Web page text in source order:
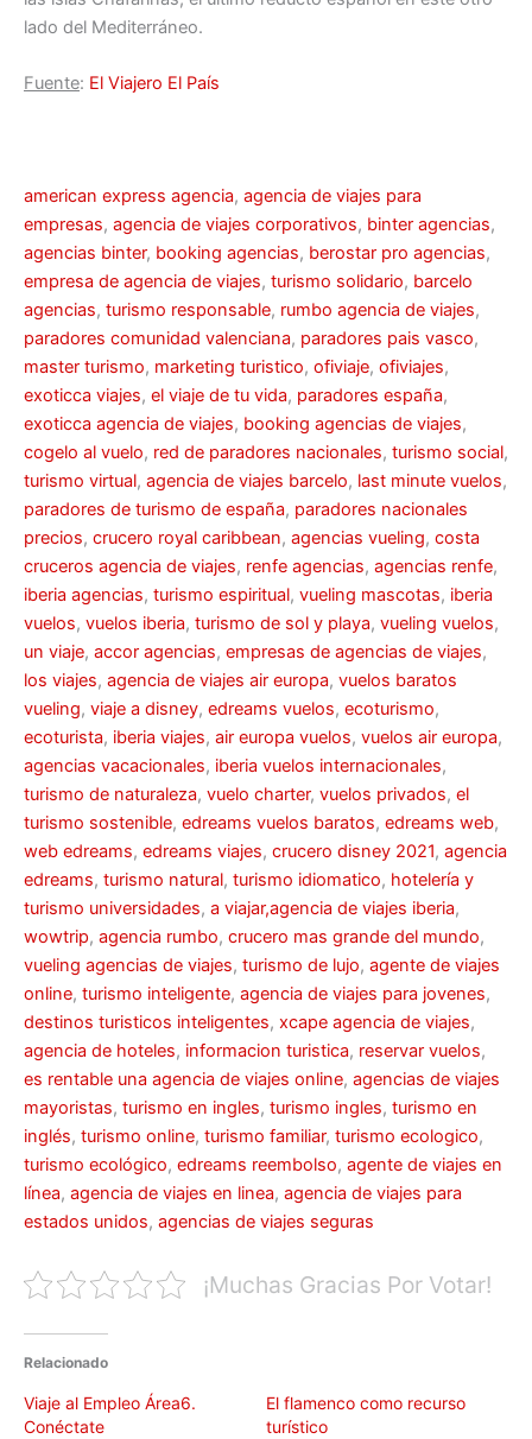
lado del Mediterráneo.
Fuente: El Viajero El País
american express agencia, agencia de viajes para
empresas, agencia de viajes corporativos, binter agencias,
agencias binter, booking agencias, berostar pro agencias,
empresa de agencia de viajes, turismo solidario, barcelo
agencias, turismo responsable, rumbo agencia de viajes,
paradores comunidad valenciana, paradores pais vasco,
master turismo, marketing turistico, ofiviaje, ofiviajes,
exoticca viajes, el viaje de tu vida, paradores españa,
exoticca agencia de viajes, booking agencias de viajes,
cogelo al vuelo, red de paradores nacionales, turismo social,
turismo virtual, agencia de viajes barcelo, last minute vuelos,
paradores de turismo de españa, paradores nacionales
precios, crucero royal caribbean, agencias vueling, costa
cruceros agencia de viajes, renfe agencias, agencias renfe,
iberia agencias, turismo espiritual, vueling mascotas, iberia
vuelos, vuelos iberia, turismo de sol y playa, vueling vuelos,
un viaje, accor agencias, empresas de agencias de viajes,
los viajes, agencia de viajes air europa, vuelos baratos
vueling, viaje a disney, edreams vuelos, ecoturismo,
ecoturista, iberia viajes, air europa vuelos, vuelos air europa,
agencias vacacionales, iberia vuelos internacionales,
turismo de naturaleza, vuelo charter, vuelos privados, el
turismo sostenible, edreams vuelos baratos, edreams web,
web edreams, edreams viajes, crucero disney 2021, agencia
edreams, turismo natural, turismo idiomatico, hotelería y
turismo universidades, a viajar,agencia de viajes iberia,
wowtrip, agencia rumbo, crucero mas grande del mundo,
vueling agencias de viajes, turismo de lujo, agente de viajes
online, turismo inteligente, agencia de viajes para jovenes,
destinos turisticos inteligentes, xcape agencia de viajes,
agencia de hoteles, informacion turistica, reservar vuelos,
es rentable una agencia de viajes online, agencias de viajes
mayoristas, turismo en ingles, turismo ingles, turismo en
inglés, turismo online, turismo familiar, turismo ecologico,
turismo ecológico, edreams reembolso, agente de viajes en
línea, agencia de viajes en linea, agencia de viajes para
estados unidos, agencias de viajes seguras
¡Muchas Gracias Por Votar!
Relacionado
Viaje al Empleo Área6.
Conéctate
El flamenco como recurso
turístico